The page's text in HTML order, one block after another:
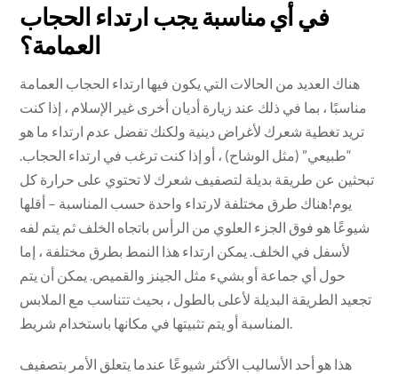
في أي مناسبة يجب ارتداء الحجاب
العمامة؟
هناك العديد من الحالات التي يكون فيها ارتداء الحجاب العمامة
مناسبًا ، بما في ذلك عند زيارة أديان أخرى غير الإسلام ، إذا كنت
تريد تغطية شعرك لأغراض دينية ولكنك تفضل عدم ارتداء ما هو
“طبيعي” (مثل الوشاح) ، أو إذا كنت ترغب في ارتداء الحجاب.
تبحثين عن طريقة بديلة لتصفيف شعرك لا تحتوي على حرارة كل
يوم!هناك طرق مختلفة لارتداء واحدة حسب المناسبة – أقلها
شيوعًا هو فوق الجزء العلوي من الرأس باتجاه الخلف ثم يتم لفه
لأسفل في الخلف. يمكن ارتداء هذا النمط بطرق مختلفة ، إما
حول أي جماعة أو بشيء مثل الجينز والقميص. يمكن أن يتم
تجعيد الطريقة البديلة لأعلى بالطول ، بحيث تتناسب مع الملابس
المناسبة أو يتم تثبيتها في مكانها باستخدام شريط.
هذا هو أحد الأساليب الأكثر شيوعًا عندما يتعلق الأمر بتصفيف